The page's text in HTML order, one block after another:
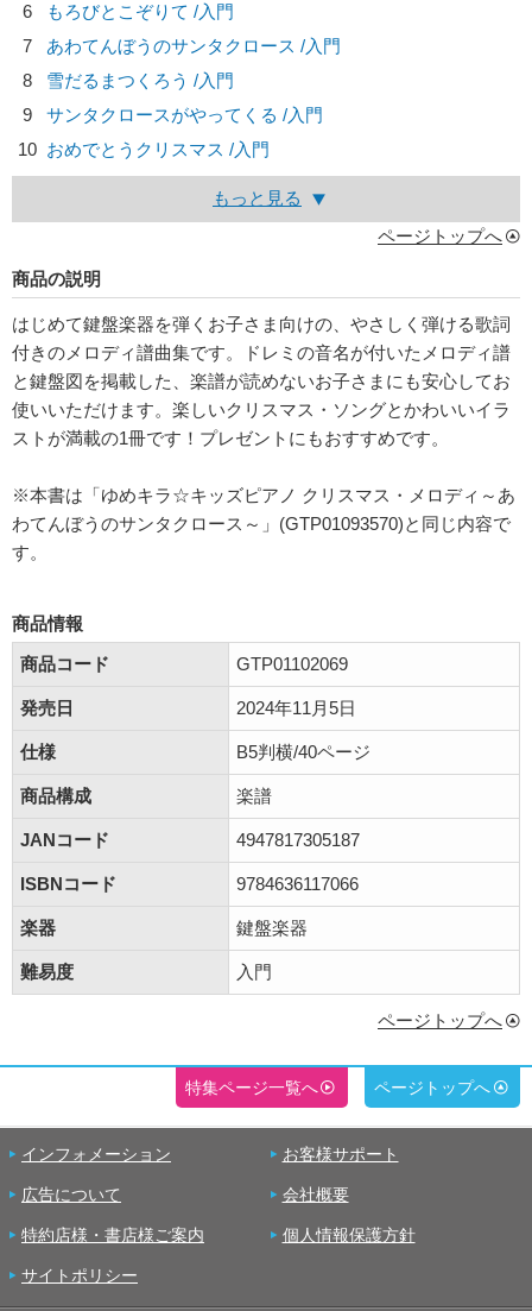
6
もろびとこぞりて /入門
7
あわてんぼうのサンタクロース /入門
8
雪だるまつくろう /入門
9
サンタクロースがやってくる /入門
10 おめでとうクリスマス /入門
もっと見る
ページトップへ
商品の説明
はじめて鍵盤楽器を弾くお子さま向けの、やさしく弾ける歌詞
付きのメロディ譜曲集です。ドレミの音名が付いたメロディ譜
と鍵盤図を掲載した、楽譜が読めないお子さまにも安心してお
使いいただけます。楽しいクリスマス・ソングとかわいいイラ
ストが満載の1冊です！プレゼントにもおすすめです。
※本書は「ゆめキラ☆キッズピアノ クリスマス・メロディ～あ
わてんぼうのサンタクロース～」(GTP01093570)と同じ内容で
す。
商品情報
商品コード
GTP01102069
発売日 2024年11月5日
仕様 B5判横/40ページ
商品構成 楽譜
JANコード 4947817305187
ISBNコード 9784636117066
楽器 鍵盤楽器
難易度 入門
ページトップへ
特集ページ一覧へ ページトップへ
インフォメーション お客様サポート
広告について 会社概要
特約店様・書店様ご案内 個人情報保護方針
サイトポリシー